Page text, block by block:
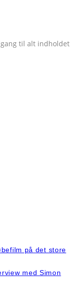
til alt indholdet
på det store
med Simon